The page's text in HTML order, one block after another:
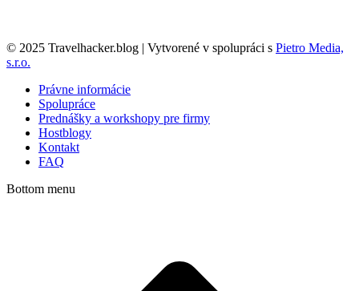
© 2025 Travelhacker.blog | Vytvorené v spolupráci s Pietro Media,
s.r.o.
Právne informácie
Spolupráce
Prednášky a workshopy pre firmy
Hostblogy
Kontakt
FAQ
Bottom menu